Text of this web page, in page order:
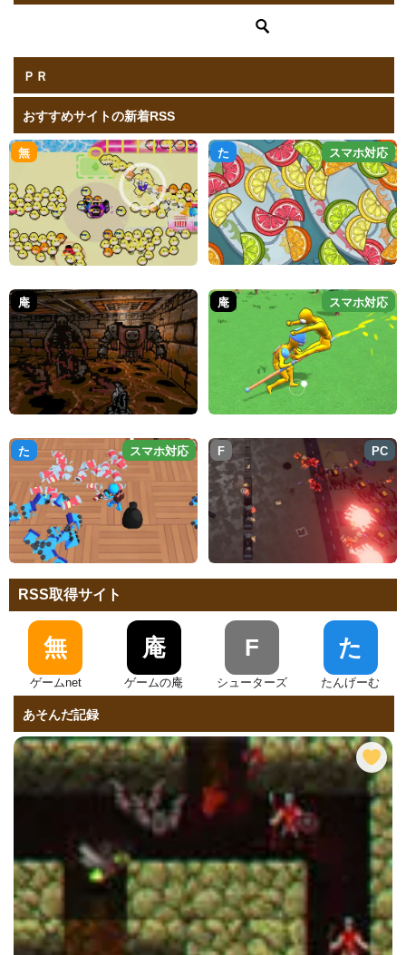
ＰＲ
おすすめサイトの新着RSS
無 た スマホ対応
庵 庵 スマホ対応
た スマホ対応 F PC
RSS取得サイト
無
ゲームnet
庵
ゲームの庵
F
シューターズ
た
たんげーむ
あそんだ記録